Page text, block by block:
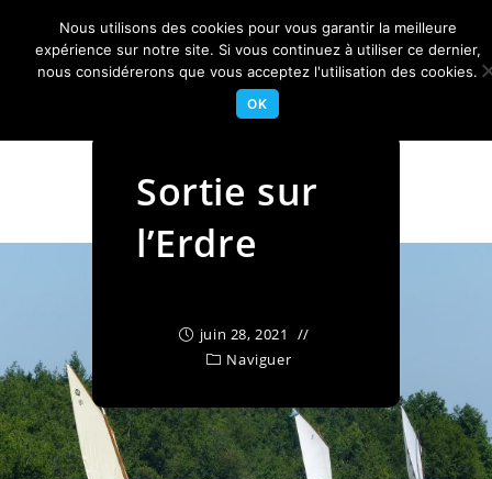
contentCentre Nautique Sèvre et Loire Menu
Sortie sur
l’Erdre
juin 28, 2021
Naviguer
Nous utilisons des cookies pour vous garantir la meilleure
expérience sur notre site. Si vous continuez à utiliser ce dernier,
nous considérerons que vous acceptez l'utilisation des cookies.
OK